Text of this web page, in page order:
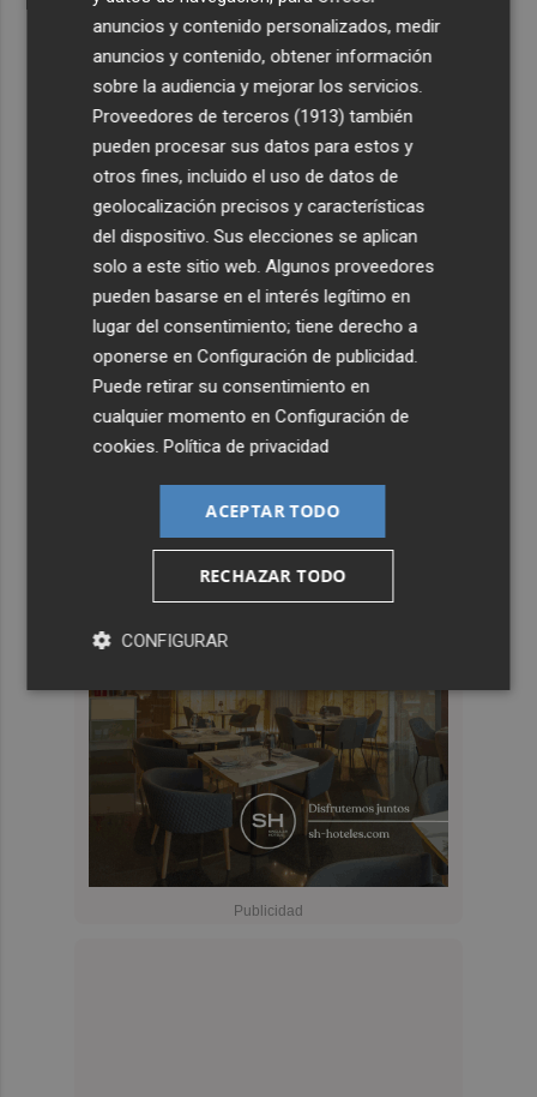
anuncios y contenido personalizados, medir
anuncios y contenido, obtener información
sobre la audiencia y mejorar los servicios.
Proveedores de terceros (1913) también
pueden procesar sus datos para estos y
otros fines, incluido el uso de datos de
geolocalización precisos y características
del dispositivo. Sus elecciones se aplican
solo a este sitio web. Algunos proveedores
pueden basarse en el interés legítimo en
lugar del consentimiento; tiene derecho a
oponerse enConfiguración de publicidad
Puede retirar su consentimiento en
cualquier momento enConfiguración de
cookies .Política de privacidad
ACEPTAR TODO
RECHAZAR TODO
CONFIGURAR